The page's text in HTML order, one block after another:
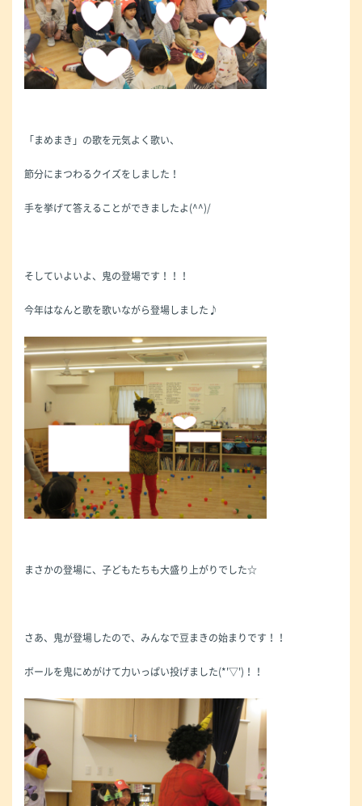
「まめまき」の歌を元気よく歌い、
節分にまつわるクイズをしました！
手を挙げて答えることができましたよ(^^)/
そしていよいよ、鬼の登場です！！！
今年はなんと歌を歌いながら登場しました♪
まさかの登場に、子どもたちも大盛り上がりでした☆
さあ、鬼が登場したので、みんなで豆まきの始まりです！！
ボールを鬼にめがけて力いっぱい投げました(*'▽')！！